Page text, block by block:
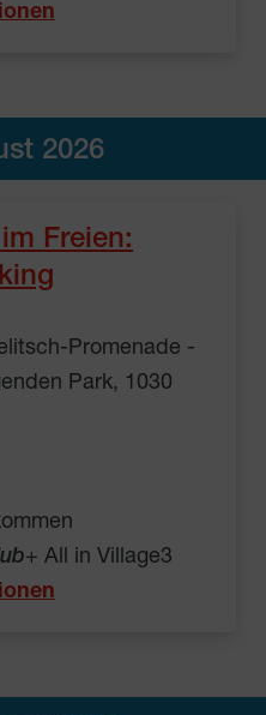
2026
Freien:
Promenade -
Park, 1030
+ All in Village3